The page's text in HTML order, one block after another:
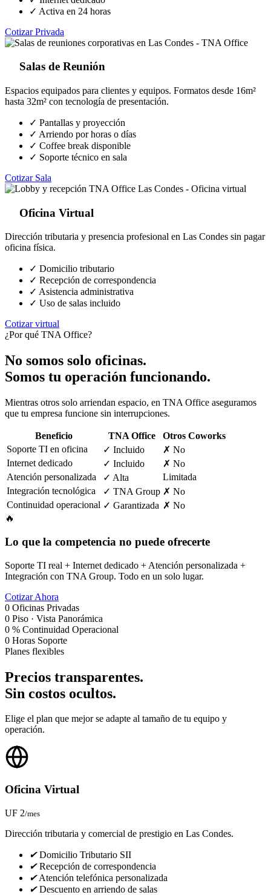
✓ Activa en 24 horas
Cotizar Privada
Salas de Reunión
Espacios equipados para clientes y equipos. Formatos desde 16m²
hasta 32m² con tecnología de presentación.
✓ Pantallas y proyección
✓ Arriendo por horas o días
✓ Coffee break disponible
✓ Soporte técnico en sala
Cotizar Sala
Oficina Virtual
Dirección tributaria y presencia profesional en Las Condes sin pagar
oficina física.
✓ Domicilio tributario
✓ Recepción de correspondencia
✓ Asistencia administrativa
✓ Uso de salas incluido
Cotizar virtual
¿Por qué TNA Office?
No somos solo oficinas.
Somos tu operación funcionando.
Mientras otros solo arriendan espacio, en TNA Office aseguramos
que tu empresa funcione sin interrupciones.
Beneficio TNA Office
Otros Coworks
Soporte TI en oficina
✓ Incluido
✗ No
Internet dedicado
✓ Incluido
✗ No
Atención personalizada
✓ Alta
Limitada
Integración tecnológica
✓ TNA Group ✗ No
Continuidad operacional ✓ Garantizada ✗ No
🔥
Lo que la competencia no puede ofrecerte
Soporte TI real + Internet dedicado + Atención personalizada +
Integración con TNA Group. Todo en un solo lugar.
Cotizar Ahora
0 Oficinas Privadas
0 Piso · Vista Panorámica
0 % Continuidad Operacional
0 Horas Soporte
Planes flexibles
Precios transparentes.
Sin costos ocultos.
Elige el plan que mejor se adapte al tamaño de tu equipo y
operación.
Oficina Virtual
UF 2/mes
Dirección tributaria y comercial de prestigio en Las Condes.
✔Domicilio Tributario SII
✔Recepción de correspondencia
✔Atención telefónica personalizada
✔Descuento en arriendo de salas